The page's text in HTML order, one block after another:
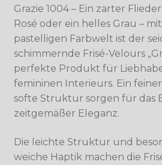
Grazie 1004 – Ein zarter
Rosé oder ein helles Grau –
pastelligen Farbwelt ist der
schimmernde Frisé-Velours
perfekte Produkt für
femininen Interieurs. Ein
softe Struktur sorgen für das
zeitgemäßer Eleganz.
Die leichte Struktur und
weiche Haptik machen die